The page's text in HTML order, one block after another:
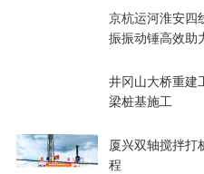
京杭运河淮安四
振振动锤高效助
井冈山大桥重建
梁桩基施工
厦兴双轴搅拌打
程